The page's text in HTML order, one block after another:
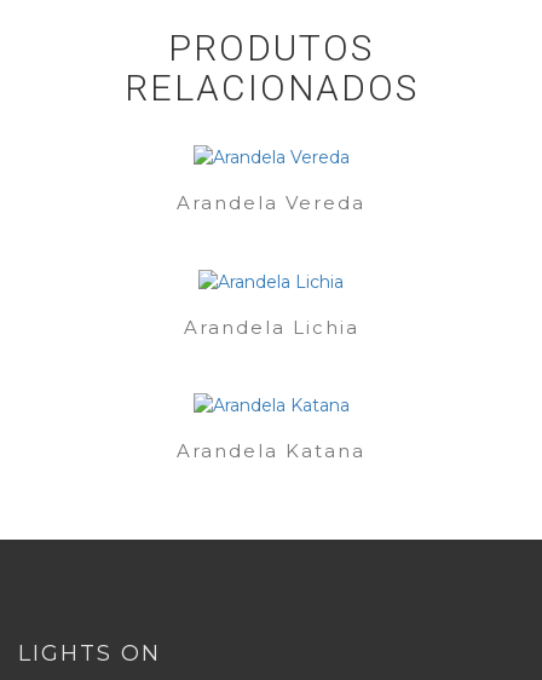
PRODUTOS
RELACIONADOS
Arandela Vereda
Arandela Lichia
Arandela Katana
LIGHTS ON